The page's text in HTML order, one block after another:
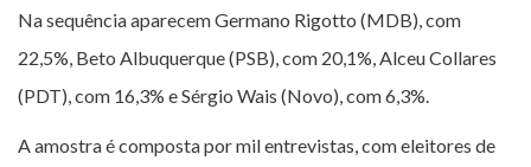
Na sequência aparecem Germano Rigotto (MDB), com
22,5%, Beto Albuquerque (PSB), com 20,1%, Alceu Collares
(PDT), com 16,3% e Sérgio Wais (Novo), com 6,3%.
A amostra é composta por mil entrevistas, com eleitores de